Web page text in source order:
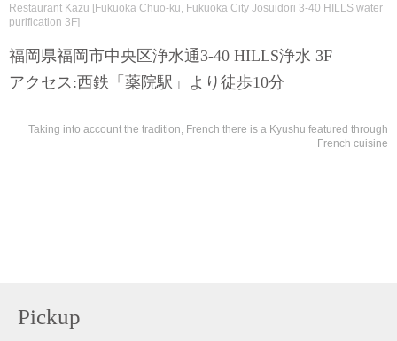
Restaurant Kazu [Fukuoka Chuo-ku, Fukuoka City Josuidori 3-40 HILLS water
purification 3F]
福岡県福岡市中央区浄水通3-40 HILLS浄水 3F
アクセス:西鉄「薬院駅」より徒歩10分
Taking into account the tradition, French there is a Kyushu featured through
French cuisine
Pickup